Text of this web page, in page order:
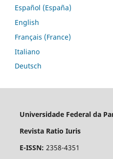
Español (España)
English
Français (France)
Italiano
Deutsch
Universidade Federal da
Revista Ratio Iuris
E-ISSN: 2358-4351